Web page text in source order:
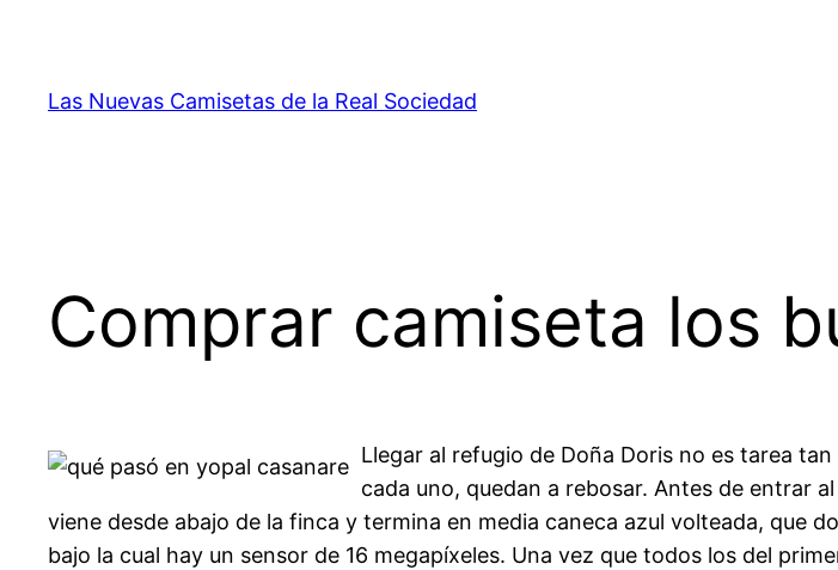
contenido
Las Nuevas Camisetas de la Real Sociedad
Comprar camiseta los
Llegar al refugio de Doña Doris no es tarea tan
cada uno, quedan a rebosar. Antes de entrar
viene desde abajo de la finca y termina en media caneca azul volteada, que
bajo la cual hay un sensor de 16 megapíxeles. Una vez que todos los del